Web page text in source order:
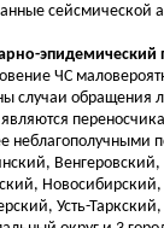
сейсмической
эпидемический
ЧС
случаи обращения
неблагополучными
Новосибирский,
Усть-